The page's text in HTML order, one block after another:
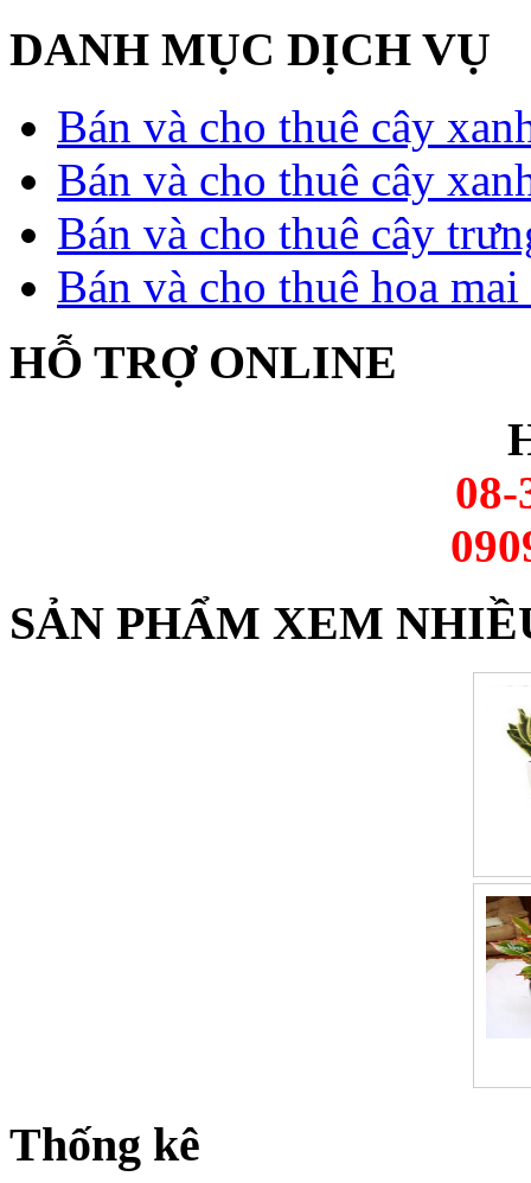
DANH MỤC DỊCH VỤ
Bán và cho thuê cây
Bán và cho thuê cây
Bán và cho thuê cây
Bán và cho thuê hoa mai
HỖ TRỢ ONLINE
08-
SẢN PHẨM XEM
Thống kê